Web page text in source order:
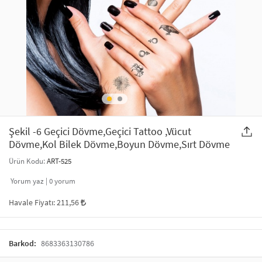
SAÇ AKSESUARLARI
GELİN / DÜĞÜN AKSESUARLARI
TELEFON ASKISI
MAKYAJ ÇANTASI
ŞAL VE FULAR
ODA KOKUSU VE MUM
PARTİ SÜSLERİ
YILBAŞI ÜRÜNLERİ
KULLAN AT TABAK BARDAK SETİ
Şekil -6 Geçici Dövme,Geçici Tattoo ,Vücut
Dövme,Kol Bilek Dövme,Boyun Dövme,Sırt Dövme
Ürün Kodu:ART-525
Yorum yaz | 0yorum
Havale Fiyatı:211,56
Barkod: 8683363130786